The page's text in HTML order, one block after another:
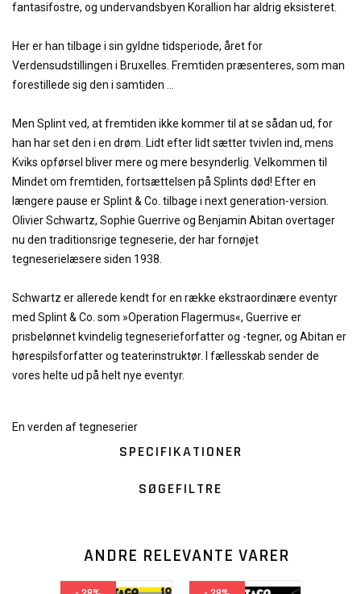
fantasifostre, og undervandsbyen Korallion har aldrig eksisteret.
Her er han tilbage i sin gyldne tidsperiode, året for
Verdensudstillingen i Bruxelles. Fremtiden præsenteres, som man
forestillede sig den i samtiden ...
Men Splint ved, at fremtiden ikke kommer til at se sådan ud, for
han har set den i en drøm. Lidt efter lidt sætter tvivlen ind, mens
Kviks opførsel bliver mere og mere besynderlig. Velkommen til
Mindet om fremtiden, fortsættelsen på Splints død! Efter en
længere pause er Splint & Co. tilbage i next generation-version.
Olivier Schwartz, Sophie Guerrive og Benjamin Abitan overtager
nu den traditionsrige tegneserie, der har fornøjet
tegneserielæsere siden 1938.
Schwartz er allerede kendt for en række ekstraordinære eventyr
med Splint & Co. som »Operation Flagermus«, Guerrive er
prisbelønnet kvindelig tegneserieforfatter og -tegner, og Abitan er
hørespilsforfatter og teaterinstruktør. I fællesskab sender de
vores helte ud på helt nye eventyr.
En verden af tegneserier
SPECIFIKATIONER
SØGEFILTRE
ANDRE RELEVANTE VARER